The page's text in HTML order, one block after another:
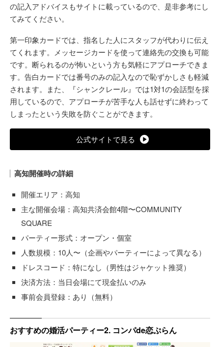
の記入アドバイスもサイトに載っているので、是非参考にし
てみてください。
第一印象カードでは、指名した人にスタッフが代わりに伝え
てくれます。メッセージカードを使って連絡先の交換も可能
です。断られるのが怖いという方も気軽にアプローチできま
す。告白カードでは番号のみの記入なので恥ずかしさも軽減
されます。また、『シャンクレール』では1対1の会話型を採
用しているので、アプローチが苦手な人も話せずに終わって
しまったという失敗を防ぐことができます。
公式サイトで見る
高知開催時の詳細
開催エリア：高知
主な開催会場：高知共済会館4階〜COMMUNITY
SQUARE
パーティー形式：オープン・個室
人数規模：10人〜（企画やパーティーによって異なる）
ドレスコード：特になし（男性はジャケット推奨）
決済方法：当日会場にて現金払いのみ
事前会員登録：あり（無料）
おすすめの婚活パーティー2. コンパde恋ぷらん